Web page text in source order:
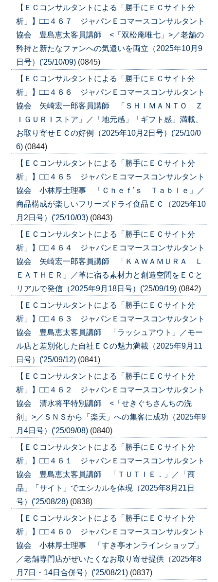
【ＥＣコンサルタントによる「勝手にＥＣサイト分
析」】□□４６７ ジャパンＥコマースコンサルタント
協会 豊島恵太客員講師 <「双松庵唯七」>／老舗の
矜持と新たなファンへの気遣いを両立（2025年10月9
日号）('25/10/09) (0845)
【ＥＣコンサルタントによる「勝手にＥＣサイト分
析」】□□４６６ ジャパンＥコマースコンサルタント
協会 矢崎宏一郎客員講師 「ＳＨＩＭＡＮＴＯ Ｚ
ＩＧＵＲＩストア」／「地元感」「ギフト感」満載、
お取り寄せＥＣの好例（2025年10月2日号）('25/10/0
6) (0844)
【ＥＣコンサルタントによる「勝手にＥＣサイト分
析」】□□４６５ ジャパンＥコマースコンサルタント
協会 小林厚士理事 「Ｃｈｅｆ’ｓ Ｔａｂｌｅ」／
商品構成が楽しいフリーズドライ食品ＥＣ（2025年10
月2日号）('25/10/03) (0843)
【ＥＣコンサルタントによる「勝手にＥＣサイト分
析」】□□４６４ ジャパンＥコマースコンサルタント
協会 矢崎宏一郎客員講師 「ＫＡＷＡＭＵＲＡ Ｌ
ＥＡＴＨＥＲ」／革に宿る素材力と創造空間をＥＣと
リアルで発信（2025年9月18日号）('25/09/19) (0842)
【ＥＣコンサルタントによる「勝手にＥＣサイト分
析」】□□４６３ ジャパンＥコマースコンサルタント
協会 豊島恵太客員講師 「ラッシュアウト」／モー
ル店と差別化した自社ＥＣの魅力満載（2025年9月11
日号）('25/09/12) (0841)
【ＥＣコンサルタントによる「勝手にＥＣサイト分
析」】□□４６２ ジャパンＥコマースコンサルタント
協会 清水将平特別講師 <「せきぐちさんちの洗
剤」>／ＳＮＳから「楽天」への集客に成功（2025年9
月4日号）('25/09/08) (0840)
【ＥＣコンサルタントによる「勝手にＥＣサイト分
析」】□□４６１ ジャパンＥコマースコンサルタント
協会 豊島恵太客員講師 「ＴＵＴＩＥ．」／「商
品」「サイト」でエシカルを体現（2025年8月21日
号）('25/08/28) (0838)
【ＥＣコンサルタントによる「勝手にＥＣサイト分
析」】□□４６０ ジャパンＥコマースコンサルタント
協会 小林厚士理事 「すき亭オンラインショップ」
／老舗専門店がぜいたくなお取り寄せ提供（2025年8
月7日・14日合併号）('25/08/21) (0837)